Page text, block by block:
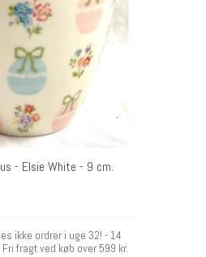
- Elsie White - 9 cm.
ikke ordrer i uge 32! - 14
fragt ved køb over 599 kr.